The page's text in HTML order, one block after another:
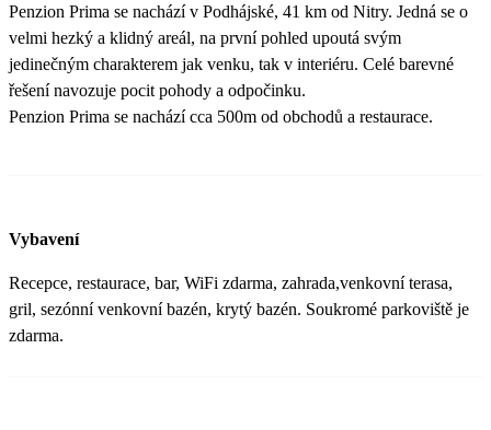
Penzion Prima se nachází v Podhájské, 41 km od Nitry. Jedná se o
velmi hezký a klidný areál, na první pohled upoutá svým
jedinečným charakterem jak venku, tak v interiéru. Celé barevné
řešení navozuje pocit pohody a odpočinku.
Penzion Prima se nachází cca 500m od obchodů a restaurace.
Vybavení
Recepce, restaurace, bar, WiFi zdarma, zahrada,venkovní terasa,
gril, sezónní venkovní bazén, krytý bazén. Soukromé parkoviště je
zdarma.